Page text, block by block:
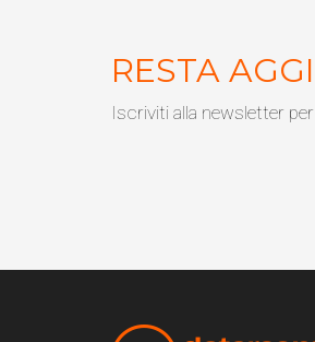
RESTA
Iscriviti alla newsletter